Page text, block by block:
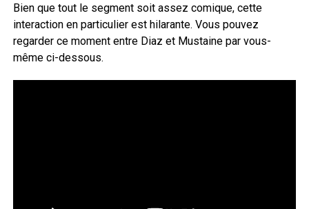
Bien que tout le segment soit assez comique, cette
interaction en particulier est hilarante. Vous pouvez
regarder ce moment entre Diaz et Mustaine par vous-
même ci-dessous.